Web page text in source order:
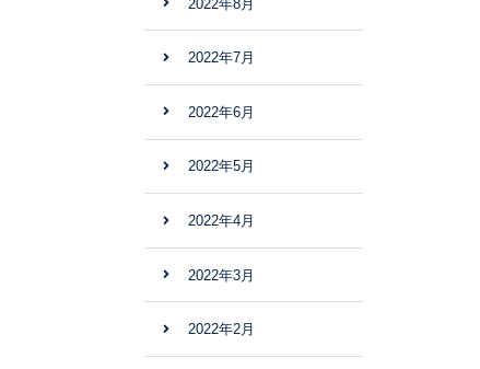
2022年8月
2022年7月
2022年6月
2022年5月
2022年4月
2022年3月
2022年2月